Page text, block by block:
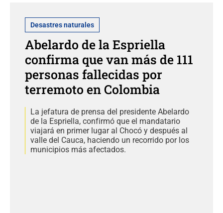
Desastres naturales
Abelardo de la Espriella
confirma que van más de 111
personas fallecidas por
terremoto en Colombia
La jefatura de prensa del presidente Abelardo
de la Espriella, confirmó que el mandatario
viajará en primer lugar al Chocó y después al
valle del Cauca, haciendo un recorrido por los
municipios más afectados.